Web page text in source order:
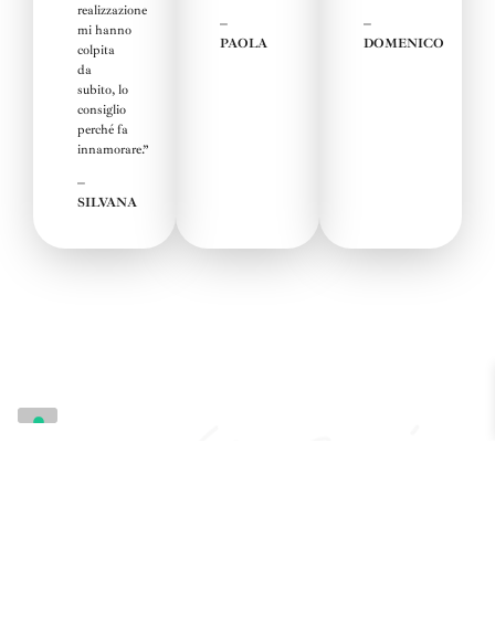
realizzazione
mi hanno
colpita
da
subito, lo
consiglio
perché fa
innamorare.”
–
SILVANA
–
PAOLA
–
DOMENICO